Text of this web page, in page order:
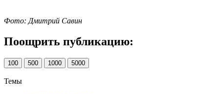
Фото: Дмитрий Савин
Поощрить публикацию:
100 500 1000 5000
Темы